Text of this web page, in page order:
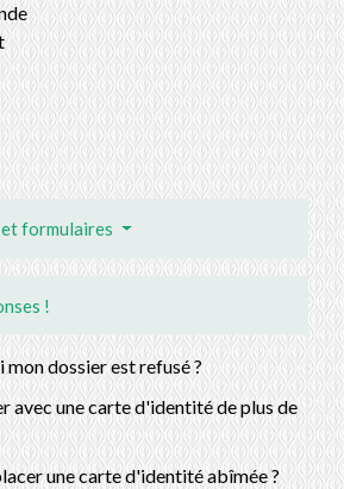
formulaires
!
mon dossier est refusé ?
avec une carte d'identité de plus de
une carte d'identité abîmée ?